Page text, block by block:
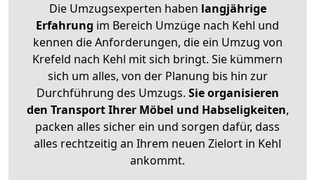
Die Umzugsexperten haben langjährige
Erfahrung im Bereich Umzüge nach Kehl und
kennen die Anforderungen, die ein Umzug von
Krefeld nach Kehl mit sich bringt. Sie kümmern
sich um alles, von der Planung bis hin zur
Durchführung des Umzugs. Sie organisieren
den Transport Ihrer Möbel und Habseligkeiten,
packen alles sicher ein und sorgen dafür, dass
alles rechtzeitig an Ihrem neuen Zielort in Kehl
ankommt.